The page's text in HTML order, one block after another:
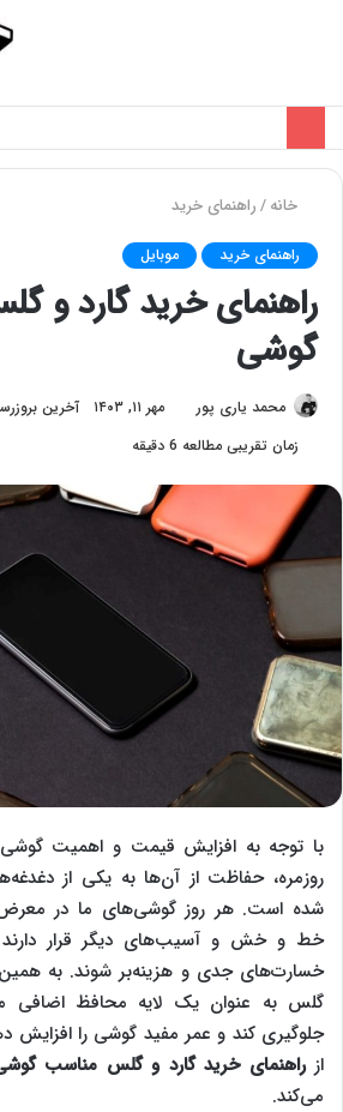
خانه/راهنمای خرید
راهنمای خرید موبایل
راهنمای خرید گارد و
گوشی
محمد یاری پور مهر ۱۱, ۱۴۰۳ آخرین بروزرسانی:
زمان تقریبی مطالعه 6 دقیقه
با توجه به افزایش قیمت و اهمیت
روزمره، حفاظت از آن‌ها به یکی از
شده است. هر روز گوشی‌های ما در معرض
خط و خش و آسیب‌های دیگر قرار
خسارت‌های جدی و هزینه‌بر شوند. به همین
گلس به عنوان یک لایه محافظ اضافی
جلوگیری کند و عمر مفید گوشی را افزایش
ازراهنمای خرید گارد و گلس مناسب
می‌کند.